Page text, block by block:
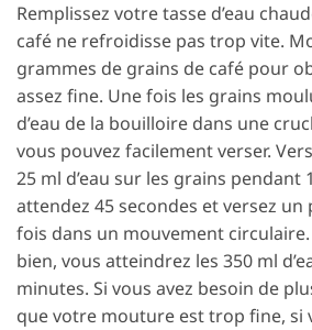
Remplissez votre tasse d’eau
café ne refroidisse pas trop vite.
grammes de grains de café pour
assez fine. Une fois les grains
d’eau de la bouilloire dans une
vous pouvez facilement verser.
25 ml d’eau sur les grains pendant
attendez 45 secondes et versez un
fois dans un mouvement
bien, vous atteindrez les 350 ml
minutes. Si vous avez besoin de
que votre mouture est trop fine, si